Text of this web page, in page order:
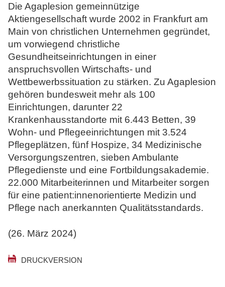
Die Agaplesion gemeinnützige
Aktiengesellschaft wurde 2002 in Frankfurt am
Main von christlichen Unternehmen gegründet,
um vorwiegend christliche
Gesundheitseinrichtungen in einer
anspruchsvollen Wirtschafts- und
Wettbewerbssituation zu stärken. Zu Agaplesion
gehören bundesweit mehr als 100
Einrichtungen, darunter 22
Krankenhausstandorte mit 6.443 Betten, 39
Wohn- und Pflegeeinrichtungen mit 3.524
Pflegeplätzen, fünf Hospize, 34 Medizinische
Versorgungszentren, sieben Ambulante
Pflegedienste und eine Fortbildungsakademie.
22.000 Mitarbeiterinnen und Mitarbeiter sorgen
für eine patient:innenorientierte Medizin und
Pflege nach anerkannten Qualitätsstandards.
(26. März 2024)
DRUCKVERSION